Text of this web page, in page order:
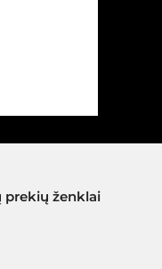
prekių ženklai